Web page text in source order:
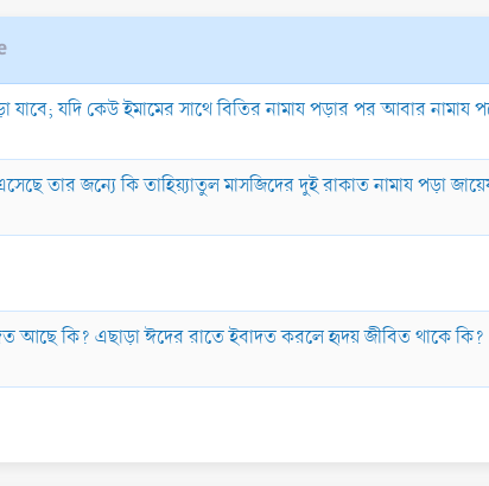
যাবে; যদি কেউ ইমামের সাথে বিতির নামায পড়ার পর আবার নামায
তার জন্যে কি তাহিয়্যাতুল মাসজিদের দুই রাকাত নামায পড়া
আছে কি? এছাড়া ঈদের রাতে ইবাদত করলে হৃদয় জীবিত থাকে কি?